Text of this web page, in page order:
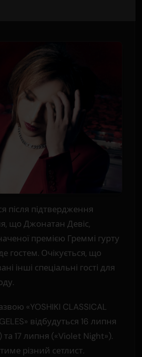
після підтвердження
що Джонатан Девіс,
премією Греммі гурту
гостем. Очікується, що
інші спеціальні гості для
«YOSHIKI CLASSICAL
відбудуться 16 липня
17 липня («Violet Night»).
різний сетлист.